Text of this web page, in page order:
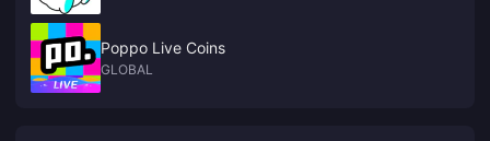
Poppo Live Coins
GLOBAL